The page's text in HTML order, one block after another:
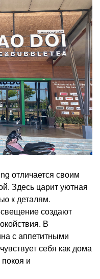
отличается своим
Здесь царит уютная
к деталям.
создают
В
с аппетитными
себя как дома
и